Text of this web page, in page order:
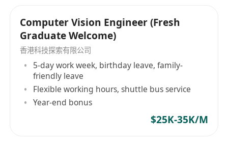
Computer Vision Engineer (Fresh
Graduate Welcome)
香港科技探索有限公司
5-day work week, birthday leave, family-
friendly leave
Flexible working hours, shuttle bus service
Year-end bonus
$25K-35K/M